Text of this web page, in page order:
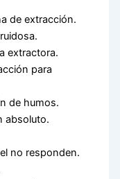
de extracción.
extractora.
para
de humos.
absoluto.
no responden.